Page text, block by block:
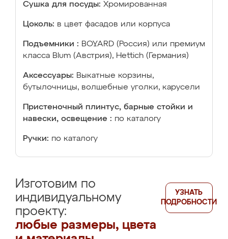
Сушка для посуды: Хромированная
Цоколь: в цвет фасадов или корпуса
Подъемники : BOYARD (Россия) или премиум
класса Blum (Австрия), Hettich (Германия)
Аксессуары: Выкатные корзины,
бутылочницы, волшебные уголки, карусели
Пристеночный плинтус, барные стойки и
навески, освещение : по каталогу
Ручки: по каталогу
Изготовим по
индивидуальному
проекту:
любые размеры, цвета
УЗНАТЬ
ПОДРОБНОСТИ